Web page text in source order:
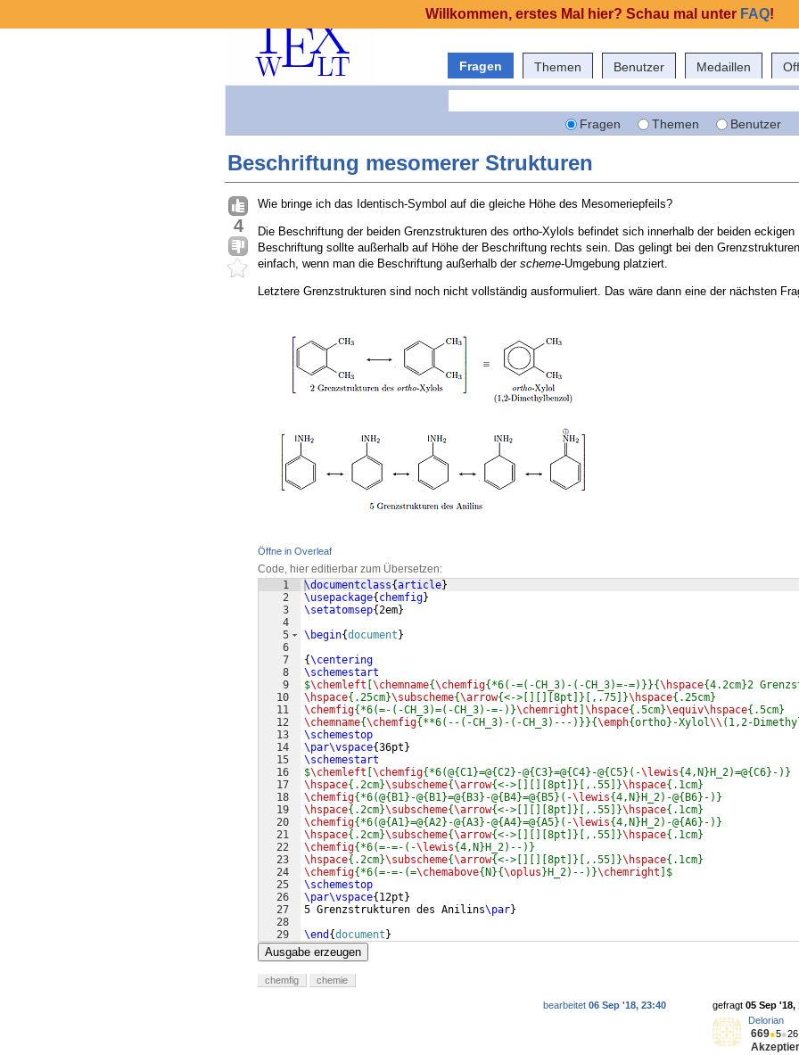
Fragen Themen Benutzer Medaillen
Fragen Themen Benutzer
Beschriftung mesomerer Strukturen
4
Wie bringe ich das Identisch-Symbol auf die gleiche Höhe des Mesomeriepfeils?
Die Beschriftung der beiden Grenzstrukturen des ortho-Xylols befindet sich innerhalb der beiden eckigen
Beschriftung sollte außerhalb auf Höhe der Beschriftung rechts sein. Das gelingt bei den
einfach, wenn man die Beschriftung außerhalb der scheme-Umgebung platziert.
Letztere Grenzstrukturen sind noch nicht vollständig ausformuliert. Das wäre dann eine der nächsten
Öffne in Overleaf
Code, hier editierbar zum Übersetzen:
1
2
3
4
5
6
7
8
9
10
11
12
13
14
15
16
17
18
19
20
21
22
23
24
25
26
27
28
29
\documentclass{article}
\usepackage{ chemfig}
\setatomsep{2em}
\begin{document }
{\centering
\schemestart
$\chemleft \chemname{\chemfig{*6(-=(-CH_3)-(-CH_3)=-=)}}{\hspace{4.2cm}2
\hspace{.25cm}\subscheme{\arrow{<->[][][8pt]}[,.75]}\hspace{.25cm}
\chemfig{*6(=-(-CH_3)=(-CH_3)-=-)}\chemright \hspace{.5cm}\equiv\hspace{.5cm}
\chemname{\chemfig{**6(--(-CH_3)-(-CH_3)---)}}{\emph{ortho}-Xylol\\ (1,2-
\schemestop
\par\vspace{36pt }
\schemestart
$\chemleft \chemfig{*6(@{C1}=@{C2}-@{C3}=@{C4}-@{C5}(-\lewis{4,N}H_2)=@{C6}-)}
\hspace{.2cm}\subscheme{\arrow{<->[][][8pt]}[,.55]}\hspace{.1cm}
\chemfig{*6(@{B1}-@{B1}=@{B3}-@{B4}=@{B5}(-\lewis{4,N}H_2)-@{B6}-)}
\hspace{.2cm}\subscheme{\arrow{<->[][][8pt]}[,.55]}\hspace{.1cm}
\chemfig{*6(@{A1}=@{A2}-@{A3}-@{A4}=@{A5}(-\lewis{4,N}H_2)-@{A6}-)}
\hspace{.2cm}\subscheme{\arrow{<->[][][8pt]}[,.55]}\hspace{.1cm}
\chemfig{*6(=-=-(-\lewis{4,N}H_2)--)}
\hspace{.2cm}\subscheme{\arrow{<->[][][8pt]}[,.55]}\hspace{.1cm}
\chemfig{*6(=-=-(=\chemabove{N}{\oplus }H_2)--)}\chemright ]$
\schemestop
\par\vspace{ 12pt }
5 Grenzstrukturen des Anilins\par}
\end {document }
Ausgabe erzeugen
chemfig chemie
gefragt 05 Sep '18,
Delorian
669●5●26
bearbeitet 06 Sep '18, 23:40
Willkommen, erstes Mal hier? Schau mal unter FAQ!